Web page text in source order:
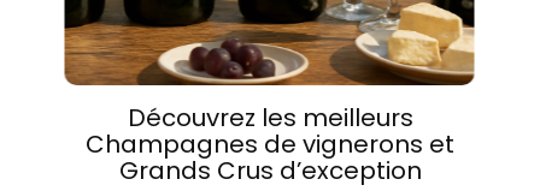
Découvrez les meilleurs
Champagnes de vignerons et
Grands Crus d’exception